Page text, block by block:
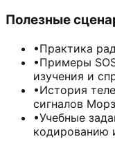
Полезные
•Практика
•Примеры
изучения и
•История
сигналов
•Учебные
кодированию